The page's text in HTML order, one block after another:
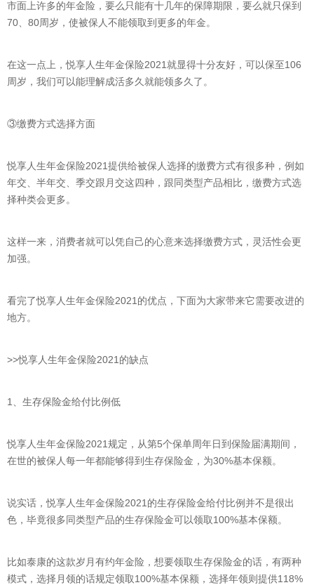
市面上许多的年金险，要么只能有十几年的保障期限，要么就只保到
70、80周岁，使被保人不能领取到更多的年金。
在这一点上，悦享人生年金保险2021就显得十分友好，可以保至106
周岁，我们可以能理解成活多久就能领多久了。
③缴费方式选择方面
悦享人生年金保险2021提供给被保人选择的缴费方式有很多种，例如
年交、半年交、季交跟月交这四种，跟同类型产品相比，缴费方式选
择种类会更多。
这样一来，消费者就可以凭自己的心意来选择缴费方式，灵活性会更
加强。
看完了悦享人生年金保险2021的优点，下面为大家带来它需要改进的
地方。
>>悦享人生年金保险2021的缺点
1、生存保险金给付比例低
悦享人生年金保险2021规定，从第5个保单周年日到保险届满期间，
在世的被保人每一年都能够得到生存保险金，为30%基本保额。
说实话，悦享人生年金保险2021的生存保险金给付比例并不是很出
色，毕竟很多同类型产品的生存保险金可以领取100%基本保额。
比如泰康的这款岁月有约年金险，想要领取生存保险金的话，有两种
模式，选择月领的话规定领取100%基本保额，选择年领则提供118%